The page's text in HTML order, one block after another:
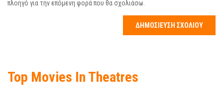
πλοηγό για την επόμενη φορά που θα σχολιάσω.
Top Movies In Theatres